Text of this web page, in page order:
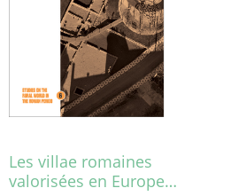
Les villae romaines
valorisées en Europe…